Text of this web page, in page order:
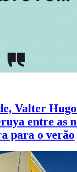
Valter
entre as
para o verão